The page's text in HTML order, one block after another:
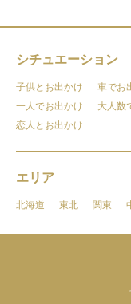
シチュエーション
子供とお出かけ 車でお
一人でお出かけ
大人数
恋人とお出かけ
エリア
北海道 東北 関東